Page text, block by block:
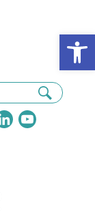
LinkedInYouTube